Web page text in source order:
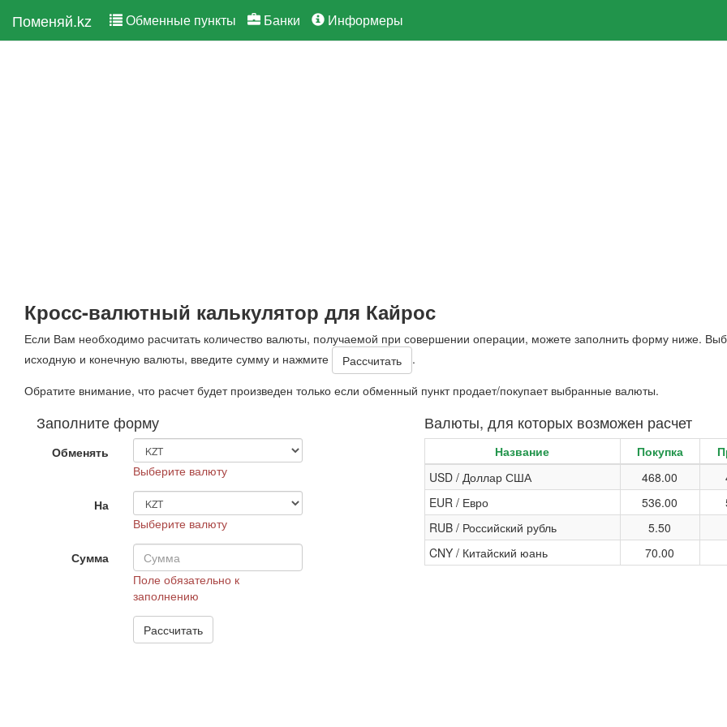
Поменяй.kz Обменные пункты Банки Информеры
Кросс-валютный калькулятор для Кайрос
Если Вам необходимо расчитать количество валюты, получаемой при совершении операции, можете заполнить форму ниже.
исходную и конечную валюты, введите сумму и нажмите
.
Обратите внимание, что расчет будет произведен только если обменный пункт продает/покупает выбранные валюты.
Заполните форму
Обменять
Выберите валюту
На
Выберите валюту
Сумма
Поле обязательно к
заполнению
Валюты, для которых возможен расчет
Название Покупка
USD / Доллар США
468.00
EUR / Евро
536.00
RUB / Российский рубль
5.50
CNY / Китайский юань
70.00